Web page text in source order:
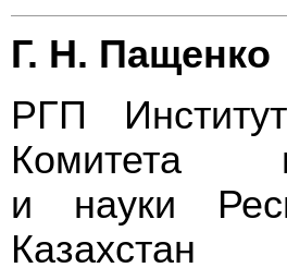
Г. Н. Пащенко
РГП
Комитета
и науки
Казахстан